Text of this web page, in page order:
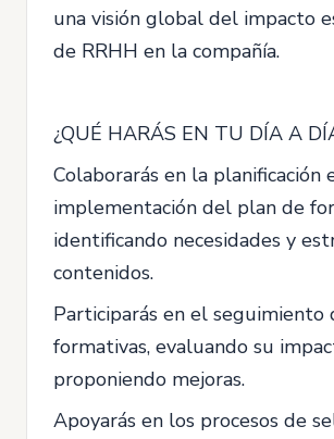
una visión global del impacto
de RRHH en la compañía.
¿QUÉ HARÁS EN TU DÍA A
Colaborarás en la planificación
implementación del plan de
identificando necesidades y
contenidos.
Participarás en el seguimiento
formativas, evaluando su
proponiendo mejoras.
Apoyarás en los procesos de